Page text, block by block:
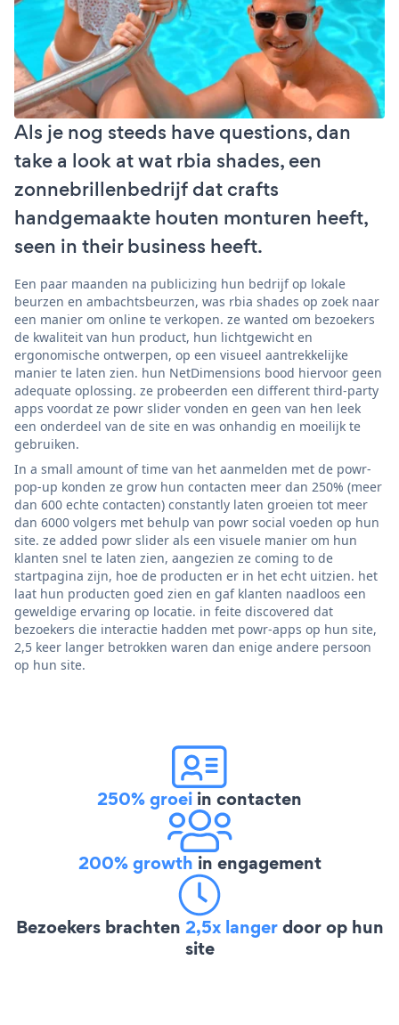
Als je nog steeds have questions, dan
take a look at wat rbia shades, een
zonnebrillenbedrijf dat crafts
handgemaakte houten monturen heeft,
seen in their business heeft.
Een paar maanden na publicizing hun bedrijf op lokale
beurzen en ambachtsbeurzen, was rbia shades op zoek naar
een manier om online te verkopen. ze wanted om bezoekers
de kwaliteit van hun product, hun lichtgewicht en
ergonomische ontwerpen, op een visueel aantrekkelijke
manier te laten zien. hun NetDimensions bood hiervoor geen
adequate oplossing. ze probeerden een different third-party
apps voordat ze powr slider vonden en geen van hen leek
een onderdeel van de site en was onhandig en moeilijk te
gebruiken.
In a small amount of time van het aanmelden met de powr-
pop-up konden ze grow hun contacten meer dan 250% (meer
dan 600 echte contacten) constantly laten groeien tot meer
dan 6000 volgers met behulp van powr social voeden op hun
site. ze added powr slider als een visuele manier om hun
klanten snel te laten zien, aangezien ze coming to de
startpagina zijn, hoe de producten er in het echt uitzien. het
laat hun producten goed zien en gaf klanten naadloos een
geweldige ervaring op locatie. in feite discovered dat
bezoekers die interactie hadden met powr-apps op hun site,
2,5 keer langer betrokken waren dan enige andere persoon
op hun site.
250% groei in contacten
200% growth in engagement
Bezoekers brachten 2,5x langerdoor op hun
site